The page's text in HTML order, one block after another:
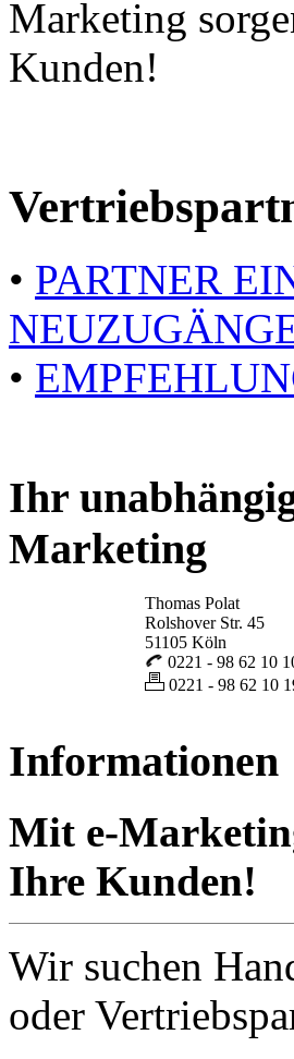
Marketing
Kunden!
• PARTNER
•
Ihr
Marketing
Thomas Polat
Rolshover Str. 45
51105 Köln
0221 - 98 62 10
0221 - 98 62 10
Informationen
Mit e-
Ihre Kunden!
Wir suchen
oder